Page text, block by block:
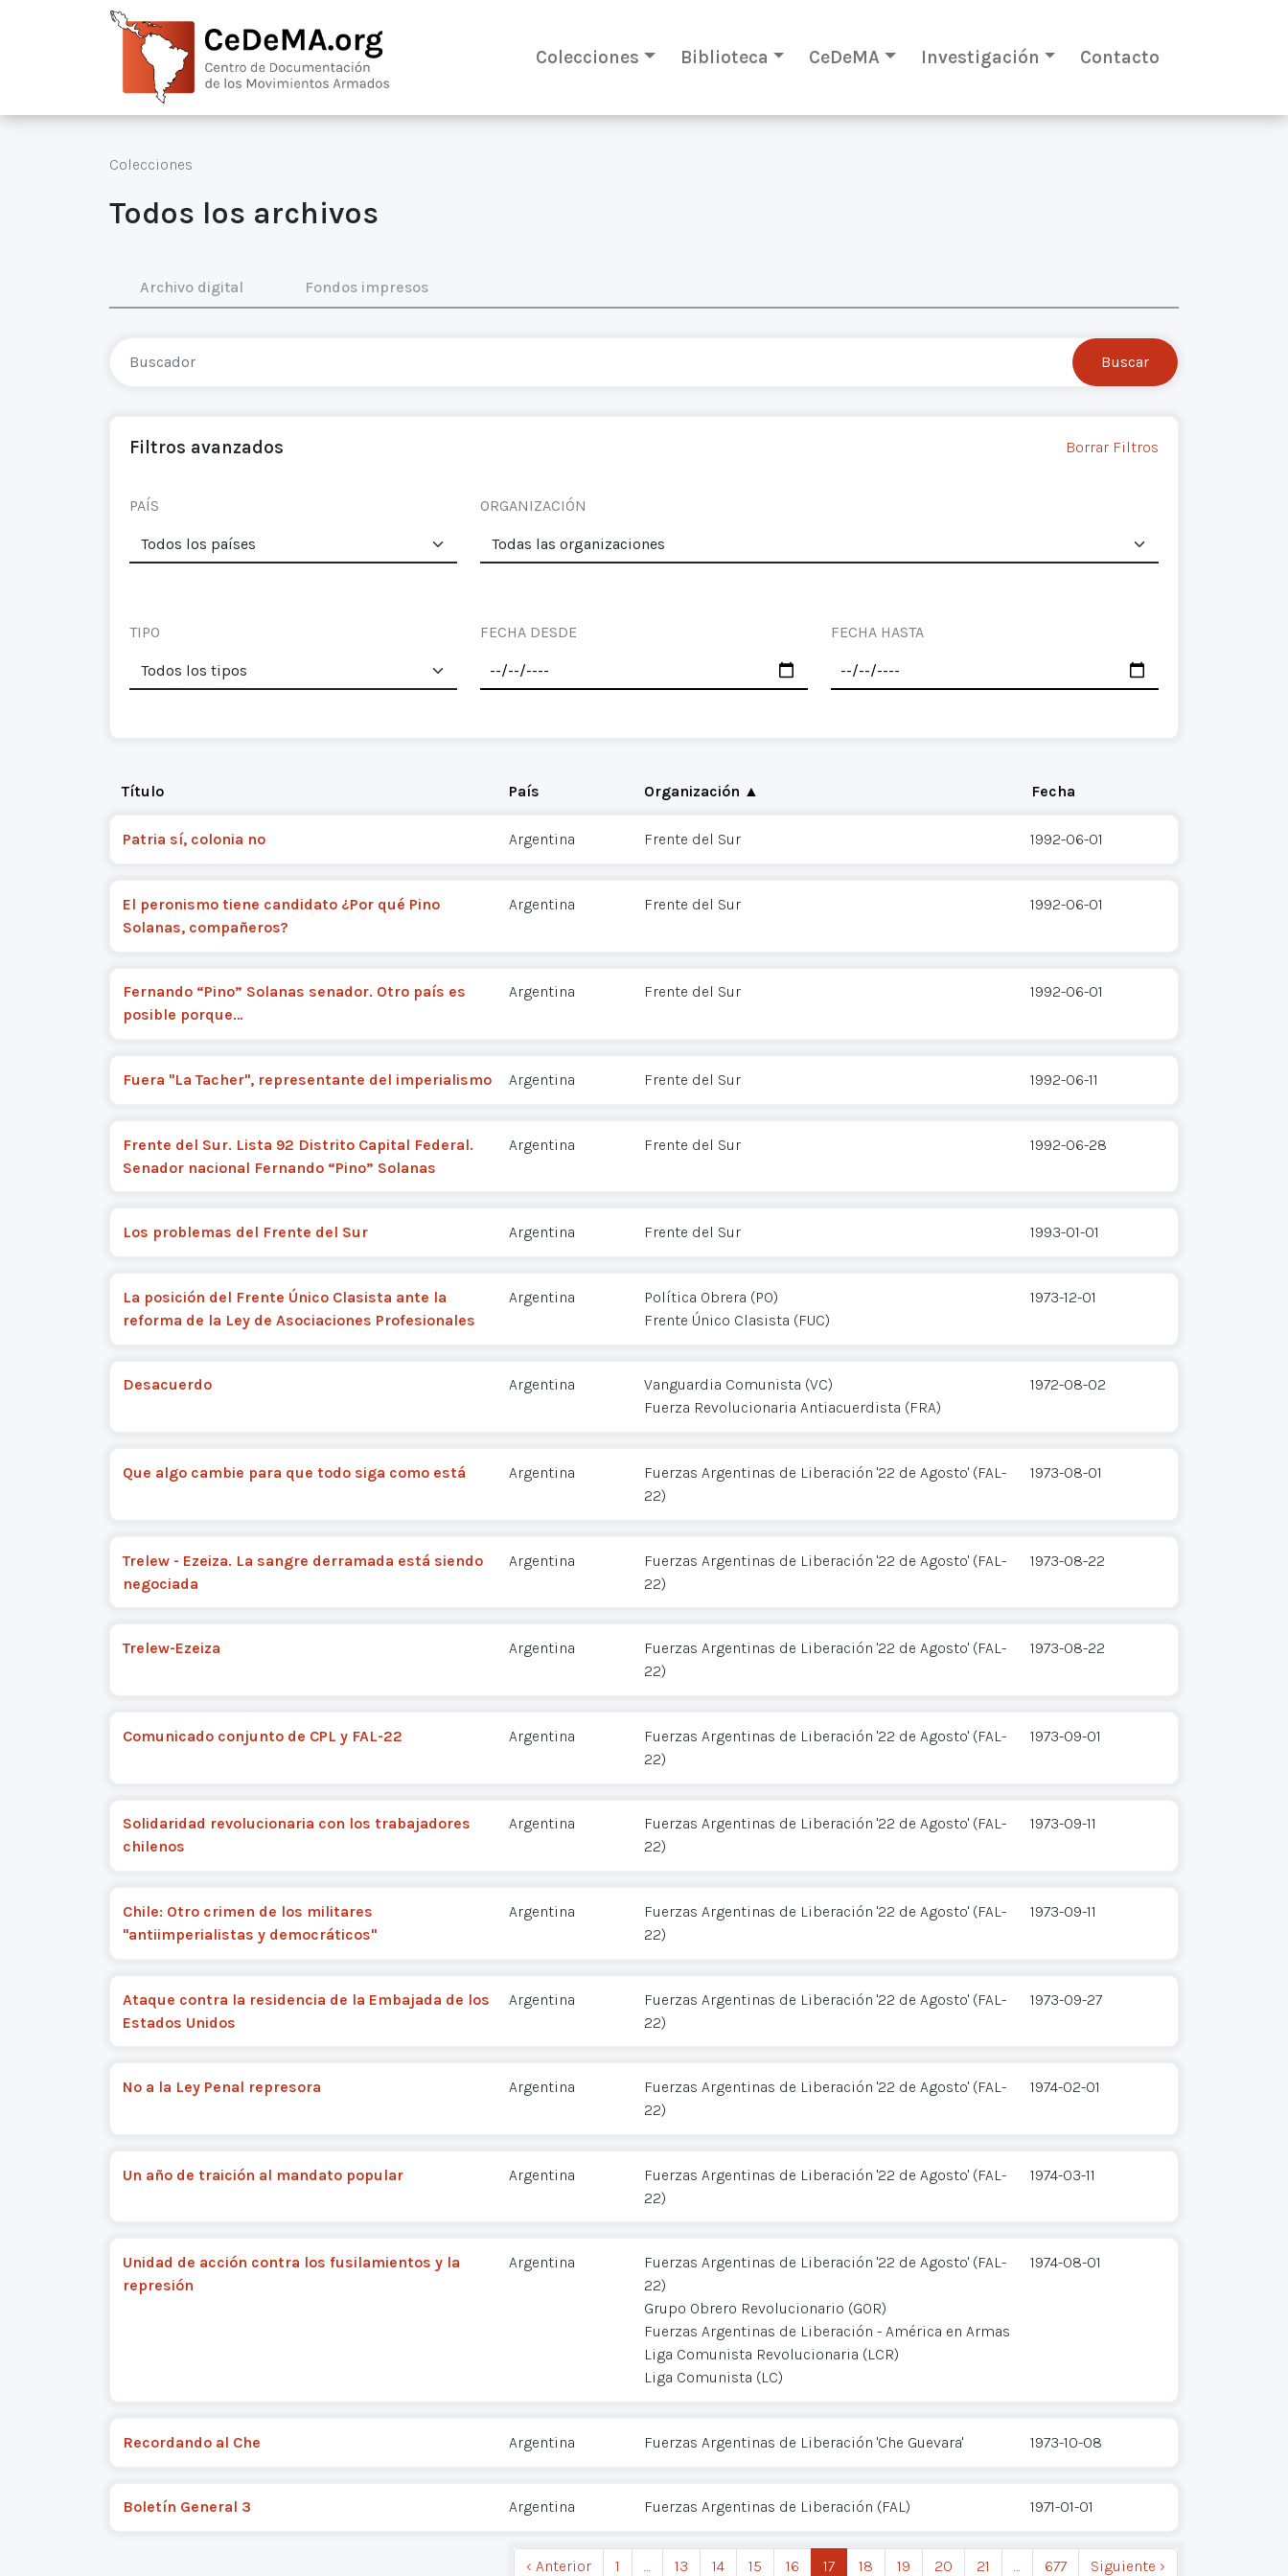
Colecciones Biblioteca CeDeMA Investigación Contacto
Colecciones
Todos los archivos
Archivo digital Fondos impresos
Filtros avanzados Borrar Filtros
PAÍS ORGANIZACIÓN
TIPO FECHA DESDE FECHA HASTA
Título País Organización ▲ Fecha
Patria sí, colonia no Argentina Frente del Sur 1992-06-01
El peronismo tiene candidato ¿Por qué Pino
Solanas, compañeros?
Argentina Frente del Sur 1992-06-01
Fernando “Pino” Solanas senador. Otro país es
posible porque…
Argentina Frente del Sur 1992-06-01
Fuera "La Tacher", representante del imperialismo Argentina Frente del Sur 1992-06-11
Frente del Sur. Lista 92 Distrito Capital Federal.
Senador nacional Fernando “Pino” Solanas
Argentina Frente del Sur 1992-06-28
Los problemas del Frente del Sur Argentina Frente del Sur 1993-01-01
La posición del Frente Único Clasista ante la
reforma de la Ley de Asociaciones Profesionales
Argentina
Política Obrera (PO)
Frente Único Clasista (FUC)
1973-12-01
Desacuerdo Argentina
Vanguardia Comunista (VC)
Fuerza Revolucionaria Antiacuerdista (FRA)
1972-08-02
Que algo cambie para que todo siga como está Argentina
Fuerzas Argentinas de Liberación '22 de Agosto' (FAL-
22)
1973-08-01
Trelew - Ezeiza. La sangre derramada está siendo
negociada
Argentina
Fuerzas Argentinas de Liberación '22 de Agosto' (FAL-
22)
1973-08-22
Trelew-Ezeiza Argentina
Fuerzas Argentinas de Liberación '22 de Agosto' (FAL-
22)
1973-08-22
Comunicado conjunto de CPL y FAL-22 Argentina
Fuerzas Argentinas de Liberación '22 de Agosto' (FAL-
22)
1973-09-01
Solidaridad revolucionaria con los trabajadores
chilenos
Argentina
Fuerzas Argentinas de Liberación '22 de Agosto' (FAL-
22)
1973-09-11
Chile: Otro crimen de los militares
"antiimperialistas y democráticos"
Argentina
Fuerzas Argentinas de Liberación '22 de Agosto' (FAL-
22)
1973-09-11
Ataque contra la residencia de la Embajada de los
Estados Unidos
Argentina
Fuerzas Argentinas de Liberación '22 de Agosto' (FAL-
22)
1973-09-27
No a la Ley Penal represora Argentina
Fuerzas Argentinas de Liberación '22 de Agosto' (FAL-
22)
1974-02-01
Un año de traición al mandato popular Argentina
Fuerzas Argentinas de Liberación '22 de Agosto' (FAL-
22)
1974-03-11
Unidad de acción contra los fusilamientos y la
represión
Argentina
Fuerzas Argentinas de Liberación '22 de Agosto' (FAL-
22)
Grupo Obrero Revolucionario (GOR)
Fuerzas Argentinas de Liberación - América en Armas
Liga Comunista Revolucionaria (LCR)
Liga Comunista (LC)
1974-08-01
Recordando al Che Argentina Fuerzas Argentinas de Liberación 'Che Guevara' 1973-10-08
Boletín General 3 Argentina Fuerzas Argentinas de Liberación (FAL) 1971-01-01
‹ Anterior 1 … 13 14 15 16 17 18 19 20 21 … 677 Siguiente ›